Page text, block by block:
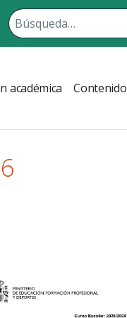
académica Contenido